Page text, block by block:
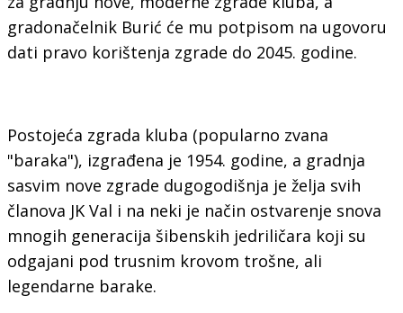
gradonačelnik Burić će mu potpisom na ugovoru
dati pravo korištenja zgrade do 2045. godine.
Postojeća zgrada kluba (popularno zvana
"baraka"), izgrađena je 1954. godine, a gradnja
sasvim nove zgrade dugogodišnja je želja svih
članova JK Val i na neki je način ostvarenje snova
mnogih generacija šibenskih jedriličara koji su
odgajani pod trusnim krovom trošne, ali
legendarne barake.